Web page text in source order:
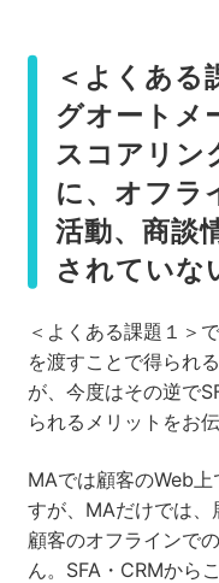
＜よくある
グオートメ
スコアリン
に、オフラ
活動、商談
されていな
＜よくある課題１＞
を渡すことで得られ
が、今度はその逆で
られるメリットをお伝
MAでは顧客のWeb
すが、MAだけでは
顧客のオフラインで
ん。SFA・CRMから